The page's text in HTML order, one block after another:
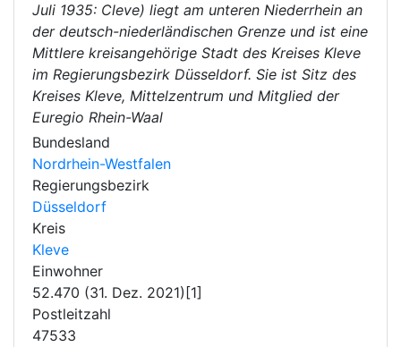
Juli 1935: Cleve) liegt am unteren Niederrhein an
der deutsch-niederländischen Grenze und ist eine
Mittlere kreisangehörige Stadt des Kreises Kleve
im Regierungsbezirk Düsseldorf. Sie ist Sitz des
Kreises Kleve, Mittelzentrum und Mitglied der
Euregio Rhein-Waal
Bundesland
Nordrhein-Westfalen
Regierungsbezirk
Düsseldorf
Kreis
Kleve
Einwohner
52.470 (31. Dez. 2021)[1]
Postleitzahl
47533